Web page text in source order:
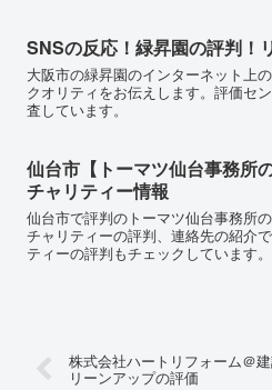
SNSの反応！緑昇園の評判！
大阪市の緑昇園のインターネット上
クオリティをお伝えします。評価セ
査しています。
仙台市【トーマツ仙台事務所
チャリティー情報
仙台市で評判のトーマツ仙台事務所
チャリティーの評判、連絡先の紹介
ティーの評判もチェックしています。
株式会社ハートリフォーム＠
リーンアップの評価